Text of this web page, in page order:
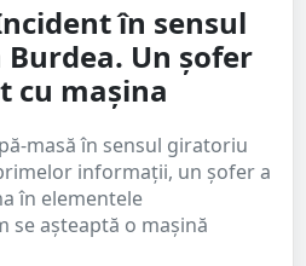
în sensul
Un șofer
cu mașina
masă în sensul giratoriu
informații, un șofer a
în elementele
se așteaptă o mașină